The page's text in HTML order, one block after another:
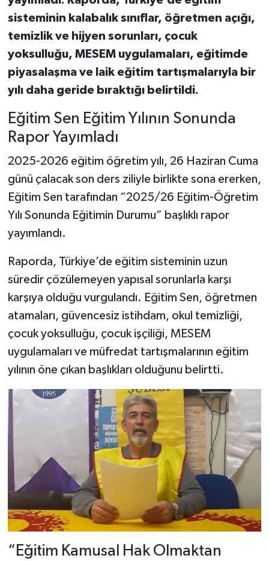
sisteminin kalabalık sınıflar, öğretmen açığı,
temizlik ve hijyen sorunları, çocuk
yoksulluğu, MESEM uygulamaları, eğitimde
piyasalaşma ve laik eğitim tartışmalarıyla bir
yılı daha geride bıraktığı belirtildi.
Eğitim Sen Eğitim Yılının Sonunda
Rapor Yayımladı
2025-2026 eğitim öğretim yılı, 26 Haziran Cuma
günü çalacak son ders ziliyle birlikte sona ererken,
Eğitim Sen tarafından “2025/26 Eğitim-Öğretim
Yılı Sonunda Eğitimin Durumu” başlıklı rapor
yayımlandı.
Raporda, Türkiye’de eğitim sisteminin uzun
süredir çözülemeyen yapısal sorunlarla karşı
karşıya olduğu vurgulandı. Eğitim Sen, öğretmen
atamaları, güvencesiz istihdam, okul temizliği,
çocuk yoksulluğu, çocuk işçiliği, MESEM
uygulamaları ve müfredat tartışmalarının eğitim
yılının öne çıkan başlıkları olduğunu belirtti.
“Eğitim Kamusal Hak Olmaktan
Vasıta
Vefat Haberleri
Yaşam